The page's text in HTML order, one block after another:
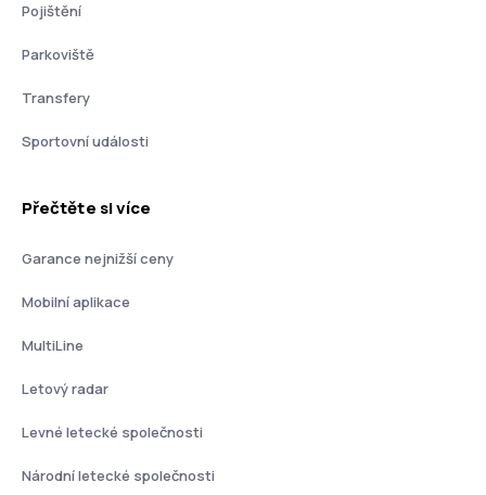
Pojištění
Parkoviště
Transfery
Sportovní události
Přečtěte si více
Garance nejnižší ceny
Mobilní aplikace
MultiLine
Letový radar
Levné letecké společnosti
Národní letecké společnosti